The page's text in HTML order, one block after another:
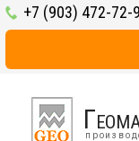
+7 (903) 472-72-